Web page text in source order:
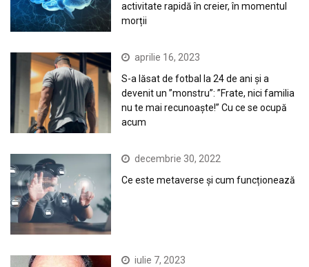
activitate rapidă în creier, în momentul
morții
aprilie 16, 2023
S-a lăsat de fotbal la 24 de ani și a
devenit un ”monstru”: ”Frate, nici familia
nu te mai recunoaște!” Cu ce se ocupă
acum
decembrie 30, 2022
Ce este metaverse și cum funcționează
iulie 7, 2023